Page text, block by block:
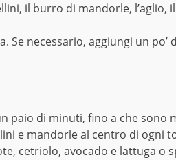
il burro di mandorle, l’aglio,
Se necessario, aggiungi un po’
paio di minuti, fino a che sono
e mandorle al centro di ogni
cetriolo, avocado e lattuga o